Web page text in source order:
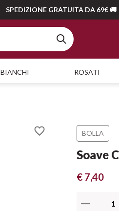
SPEDIZIONE GRATUITA DA 69€ 🚚
BIANCHI ROSATI
BOLLA
Soave
€ 7,40